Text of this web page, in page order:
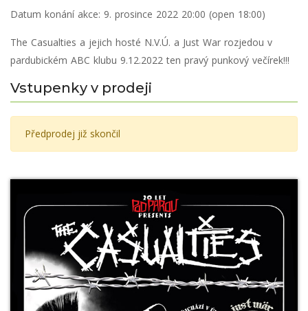
Datum konání akce: 9. prosince 2022 20:00 (open 18:00)
The Casualties a jejich hosté N.V.Ú. a Just War rozjedou v
pardubickém ABC klubu 9.12.2022 ten pravý punkový večírek!!!
Vstupenky v prodeji
Předprodej již skončil